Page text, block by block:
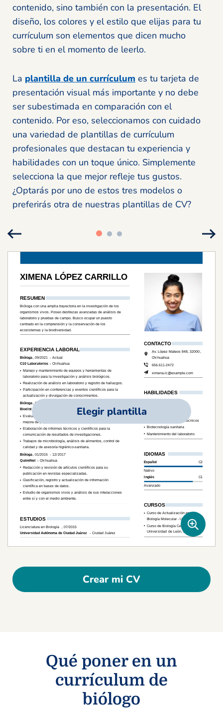
contenido, sino también con la presentación. El
diseño, los colores y el estilo que elijas para tu
currículum son elementos que dicen mucho
sobre ti en el momento de leerlo.
La plantilla de un currículum es tu tarjeta de
presentación visual más importante y no debe
ser subestimada en comparación con el
contenido. Por eso, seleccionamos con cuidado
una variedad de plantillas de currículum
profesionales que destacan tu experiencia y
habilidades con un toque único. Simplemente
selecciona la que mejor refleje tus gustos.
¿Optarás por uno de estos tres modelos o
preferirás otra de nuestras plantillas de CV?
Elegir plantilla
Crear mi CV
Qué poner en un
currículum de
biólogo